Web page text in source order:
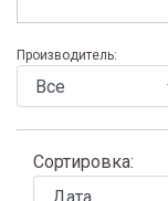
Производитель:
Сортировка: